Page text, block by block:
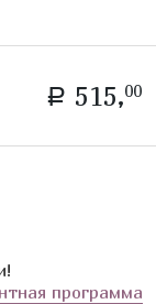
a 515,00
программа